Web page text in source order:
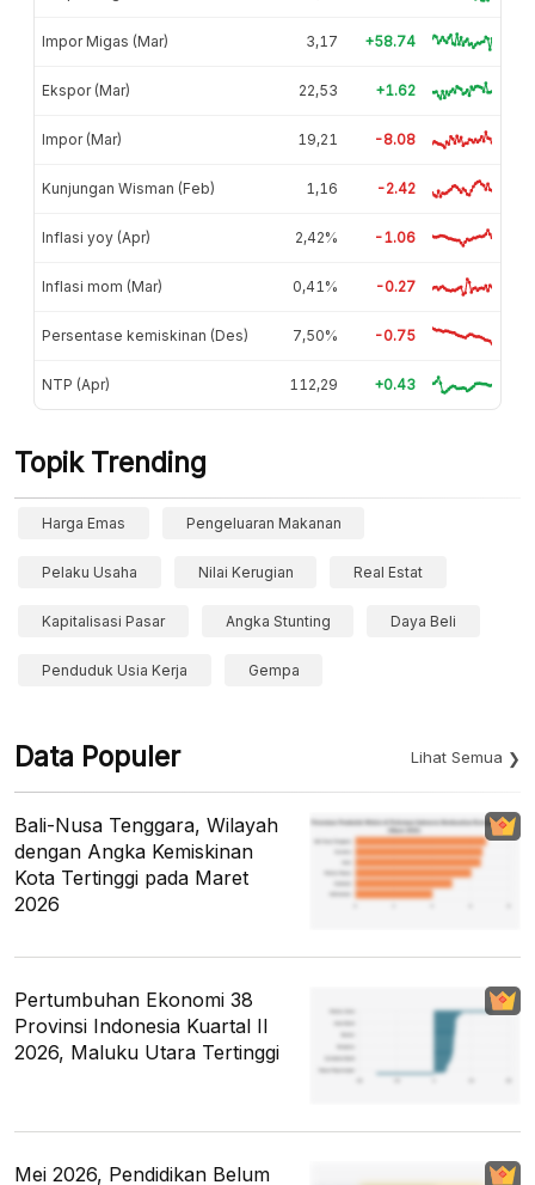
Impor Migas (Mar) 3,17 +58.74
Ekspor (Mar) 22,53 +1.62
Impor (Mar) 19,21 -8.08
Kunjungan Wisman (Feb) 1,16 -2.42
Inflasi yoy (Apr) 2,42% -1.06
Inflasi mom (Mar) 0,41% -0.27
Persentase kemiskinan (Des) 7,50% -0.75
NTP (Apr) 112,29 +0.43
Topik Trending
Harga Emas Pengeluaran Makanan
Pelaku Usaha Nilai Kerugian Real Estat
Kapitalisasi Pasar Angka Stunting Daya Beli
Penduduk Usia Kerja Gempa
Data Populer Lihat Semua
Bali-Nusa Tenggara, Wilayah
dengan Angka Kemiskinan
Kota Tertinggi pada Maret
2026
Pertumbuhan Ekonomi 38
Provinsi Indonesia Kuartal II
2026, Maluku Utara Tertinggi
Mei 2026, Pendidikan Belum